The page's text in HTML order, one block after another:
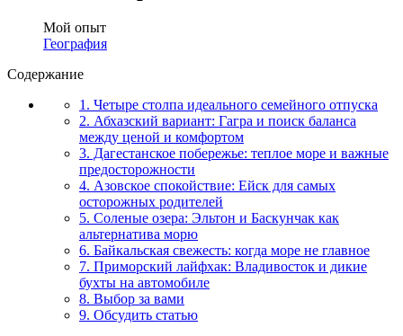
Мой опыт
География
Содержание
1. Четыре столпа идеального семейного отпуска
2. Абхазский вариант: Гагра и поиск баланса
между ценой и комфортом
3. Дагестанское побережье: теплое море и важные
предосторожности
4. Азовское спокойствие: Ейск для самых
осторожных родителей
5. Соленые озера: Эльтон и Баскунчак как
альтернатива морю
6. Байкальская свежесть: когда море не главное
7. Приморский лайфхак: Владивосток и дикие
бухты на автомобиле
8. Выбор за вами
9. Обсудить статью